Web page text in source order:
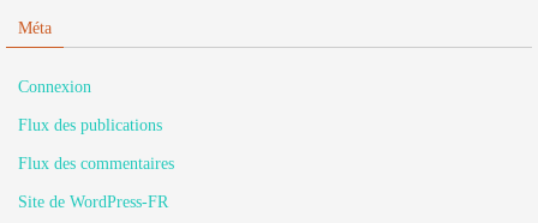
Méta
Connexion
Flux des publications
Flux des commentaires
Site de WordPress-FR